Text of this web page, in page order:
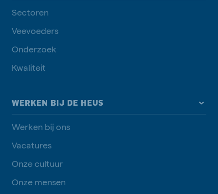
Sectoren
Veevoeders
Onderzoek
Kwaliteit
WERKEN BIJ DE HEUS
Werken bij ons
Vacatures
Onze cultuur
Onze mensen